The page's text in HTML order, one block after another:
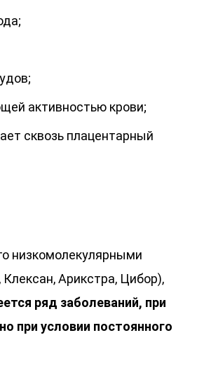
активностью крови;
сквозь плацентарный
низкомолекулярными
Арикстра, Цибор),
ряд заболеваний, при
при условии постоянного